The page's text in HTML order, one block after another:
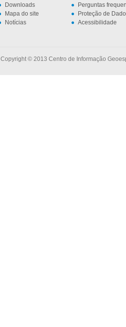
Downloads
Mapa do site
Notícias
Perguntas
Proteção de
Acessibilidade
Copyright © 2013 Centro de Informação